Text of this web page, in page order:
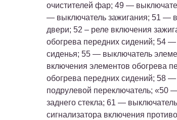
очистителей фар; 49 —
— выключатель зажигания; 51 —
двери; 52 – реле включения
обогрева передних сидений; 54
сиденья; 55 — выключатель
включения элементов обогрева
обогрева передних сидений; 58
подрулевой переключатель; «50
заднего стекла; 61 —
сигнализатора включения